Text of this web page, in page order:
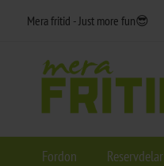
Mera fritid - Just more fun😎
Fordon Reservdelar